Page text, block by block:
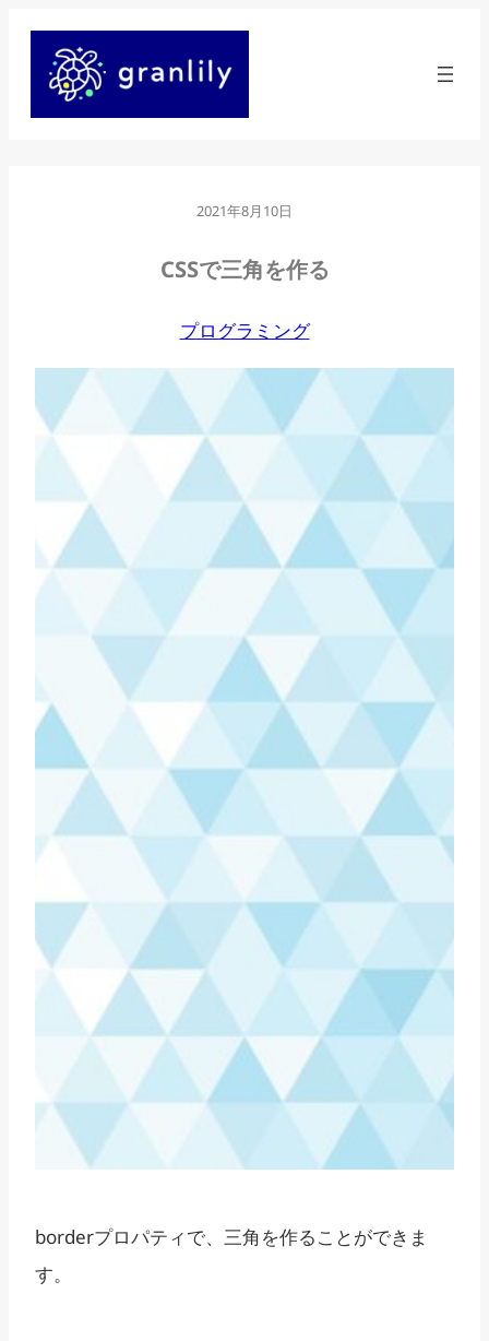
2021年8月10日
CSSで三角を作る
プログラミング
borderプロパティで、三角を作ることができま
す。